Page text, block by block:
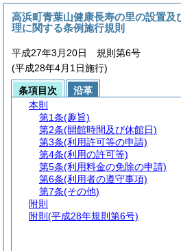
高浜町青葉山健康長寿の里の設置及
理に関する条例施行規則
平成27年3月20日 規則第6号
(平成28年4月1日施行)
条項目次
沿革
本則
第1条(趣旨)
第2条(開館時間及び休館日)
第3条(利用許可等の申請)
第4条(利用の許可等)
第5条(利用料金の免除の申請)
第6条(利用者の遵守事項)
第7条(その他)
附則
附則 (平成28年規則第6号)